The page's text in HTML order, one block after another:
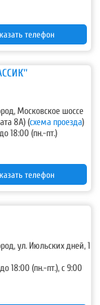
+7 (831) 434-95-25
телефон
Московское шоссе
8А) (схема проезда)
18:00 (пн.-пт.)
телефон
ул. Июльских дней, 1
18:00 (пн.-пт.), с 9:00